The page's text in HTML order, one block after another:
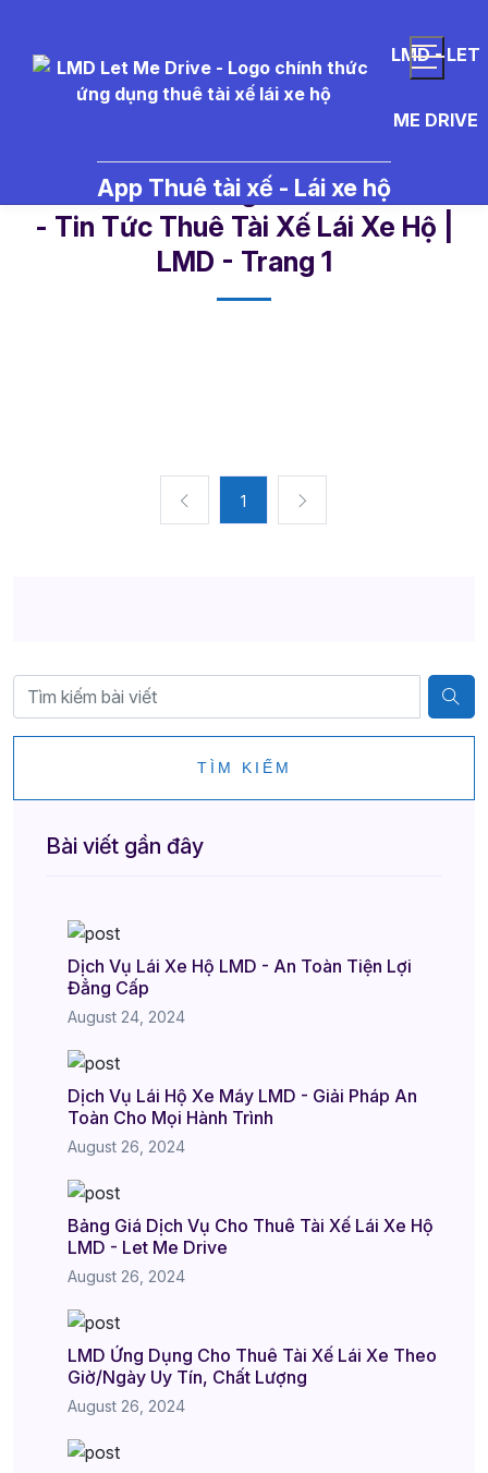
LMD - LET
ME DRIVE
App Thuê tài xế - Lái xe hộ
- Tin Tức Thuê Tài Xế Lái Xe Hộ |
LMD - Trang 1​
1
TÌM KIẾM
Bài viết gần đây
Dịch Vụ Lái Xe Hộ LMD - An Toàn Tiện Lợi
Đẳng Cấp
August 24, 2024
Dịch Vụ Lái Hộ Xe Máy LMD - Giải Pháp An
Toàn Cho Mọi Hành Trình
August 26, 2024
Bảng Giá Dịch Vụ Cho Thuê Tài Xế Lái Xe Hộ
LMD - Let Me Drive
August 26, 2024
LMD Ứng Dụng Cho Thuê Tài Xế Lái Xe Theo
Giờ/Ngày Uy Tín, Chất Lượng
August 26, 2024